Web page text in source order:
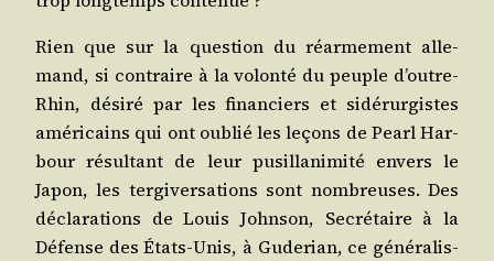
Rien que sur la ques­tion du réar­me­ment alle­
mand, si contraire à la volon­té du peuple d’outre-
Rhin, dési­ré par les finan­ciers et sidé­rur­gistes
amé­ri­cains qui ont oublié les leçons de Pearl Har­
bour résul­tant de leur pusil­la­ni­mi­té envers le
Japon, les ter­gi­ver­sa­tions sont nom­breuses. Des
décla­ra­tions de Louis John­son, Secré­taire à la
Défense des États-Unis, à Gude­rian, ce géné­ra­lis­